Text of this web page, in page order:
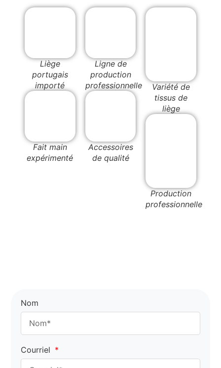
Liège
portugais
importé
Fait main
expérimenté
Ligne de
production
professionnelle
Accessoires
de qualité
Variété de
tissus de
liège
Production
professionnelle
Nom
Courriel